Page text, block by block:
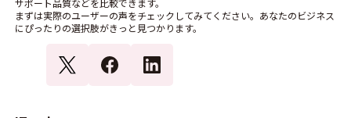
サポート品質などを比較できます。
まずは実際のユーザーの声をチェックしてみてください。あなたのビジネス
にぴったりの選択肢がきっと見つかります。